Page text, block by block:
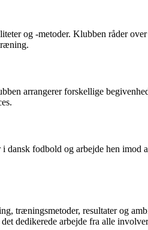
og -metoder. Klubben råder
arrangerer forskellige
fodbold og arbejde hen imod
træningsmetoder, resultater og
dedikerede arbejde fra alle